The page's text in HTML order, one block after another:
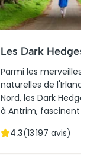
Les Dark Hedges
Parmi les merveilles
naturelles de
Nord, les Dark
à Antrim, fascinent
d'arbres majestueux
4.3(13 197 avis)